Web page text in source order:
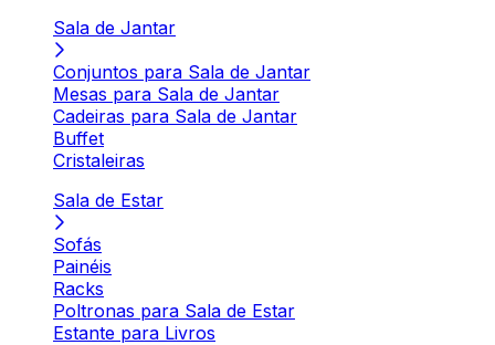
Sala de Jantar
Conjuntos para Sala de Jantar
Mesas para Sala de Jantar
Cadeiras para Sala de Jantar
Buffet
Cristaleiras
Sala de Estar
Sofás
Painéis
Racks
Poltronas para Sala de Estar
Estante para Livros